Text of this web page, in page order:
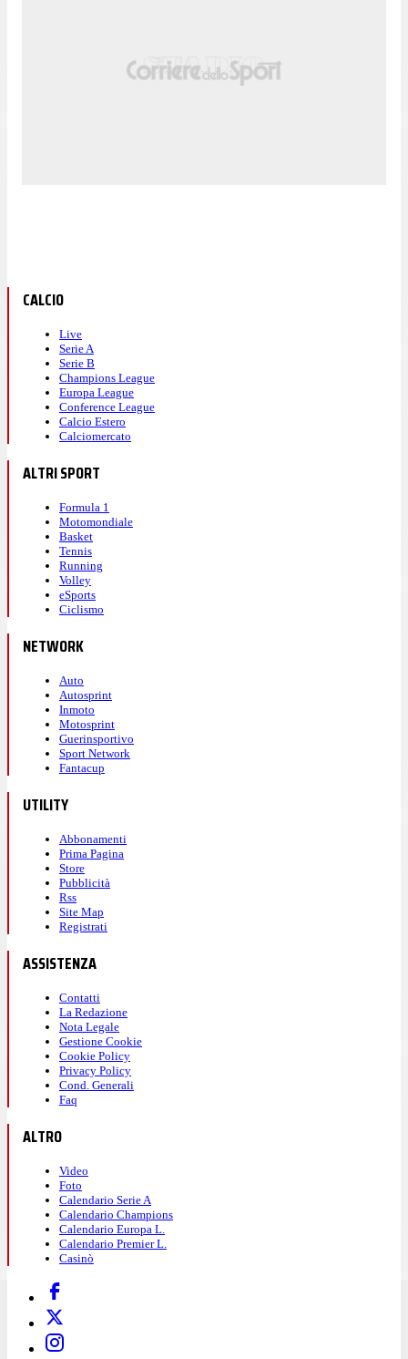
CALCIO
Live
Serie A
Serie B
Champions League
Europa League
Conference League
Calcio Estero
Calciomercato
ALTRI SPORT
Formula 1
Motomondiale
Basket
Tennis
Running
Volley
eSports
Ciclismo
NETWORK
Auto
Autosprint
Inmoto
Motosprint
Guerinsportivo
Sport Network
Fantacup
UTILITY
Abbonamenti
Prima Pagina
Store
Pubblicità
Rss
Site Map
Registrati
ASSISTENZA
Contatti
La Redazione
Nota Legale
Gestione Cookie
Cookie Policy
Privacy Policy
Cond. Generali
Faq
ALTRO
Video
Foto
Calendario Serie A
Calendario Champions
Calendario Europa L.
Calendario Premier L.
Casinò